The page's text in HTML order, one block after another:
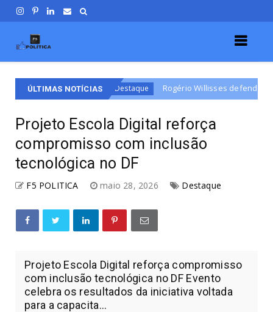
ÚLTIMAS NOTÍCIAS
Destaque Rogério Willisses defende campanha de respeito
Projeto Escola Digital reforça
compromisso com inclusão
tecnológica no DF
F5 POLITICA maio 28, 2026 Destaque
Projeto Escola Digital reforça compromisso
com inclusão tecnológica no DF Evento
celebra os resultados da iniciativa voltada
para a capacita...